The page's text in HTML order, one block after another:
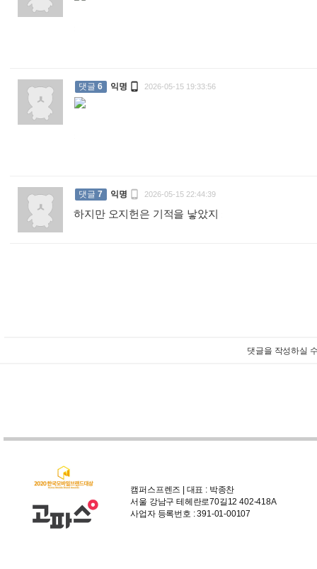
댓글 6 익명  2026-05-15 19:33:56
댓글 7 익명  2026-05-15 22:44:39
하지만 오지헌은 기적을 낳았지
댓글을 작성하실
캠퍼스프렌즈 | 대표 : 박종찬
서울 강남구 테헤란로70길12 402-418A
사업자 등록번호 : 391-01-00107